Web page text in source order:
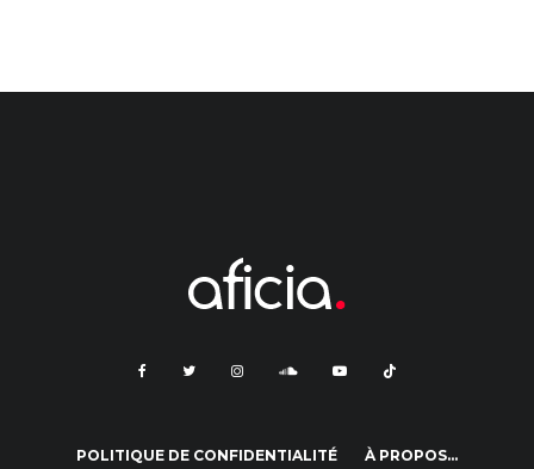
POLITIQUE DE CONFIDENTIALITÉ À PROPOS…